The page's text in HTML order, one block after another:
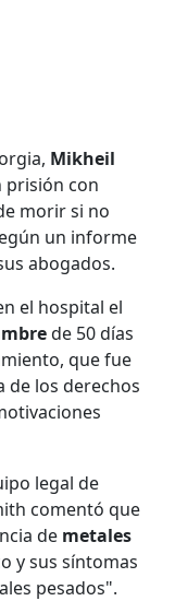
Mikheil
prisión con
morir si no
un informe
abogados.
el hospital el
de 50 días
que fue
de los derechos
legal de
comentó que
de metales
y sus síntomas
pesados".